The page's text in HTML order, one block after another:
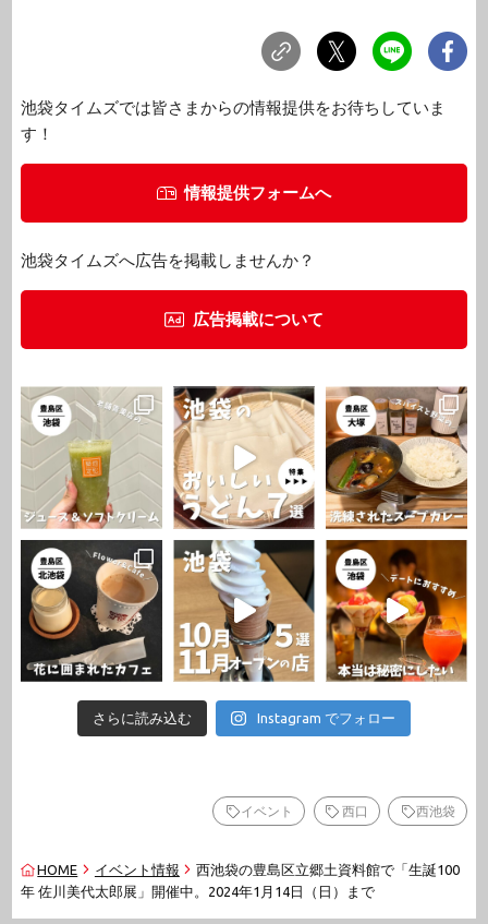
池袋タイムズでは皆さまからの情報提供をお待ちしていま
す！
情報提供フォームへ
池袋タイムズへ広告を掲載しませんか？
広告掲載について
さらに読み込む Instagram でフォロー
イベント 西口 西池袋
HOME イベント情報
西池袋の豊島区立郷土資料館で「生誕100
年 佐川美代太郎展」開催中。2024年1月14日（日）まで